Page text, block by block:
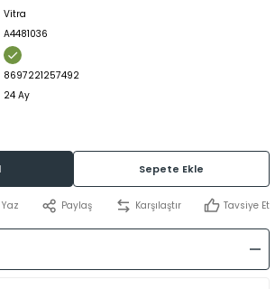
Vitra
A4481036
8697221257492
24 Ay
Sepete Ekle
Paylaş Karşılaştır Tavsiye Et